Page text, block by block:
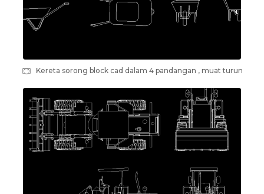
Kereta sorong block cad dalam 4 pandangan , muat turun